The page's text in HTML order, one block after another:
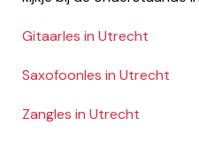
Gitaarles in Utrecht
Saxofoonles in Utrecht
Zangles in Utrecht